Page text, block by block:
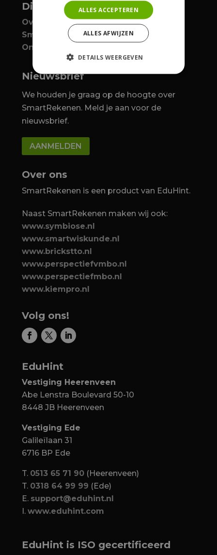
Dit is SmartRekenen
Over SmartRekenen
SmartRekenen & ProLearn
Ontdek
Nieuwsbrief
We houden je graag op de hoogte over
SmartRekenen. Meld je aan voor de
nieuwsbrief.
AANMELDEN
Over ons
SmartRekenen is een product van EduHint.
Naast SmartRekenen maken wij ook:
www.symbiose.nl
www.smartwiskunde.nl
www.brickstto.nl
www.perspectiefvmbo.nl
www.perspectiefmbo.nl
www.kiempro.nl
Volg ons!
EduHint
Vestiging Heerenveen
Abe Lenstra Boulevard 50-10
8448 JB Heerenveen
Vestiging Ede
Galileïlaan 31
6716 BP Ede
T. 0513 65 71 90(Heerenveen)
T. 0318 64 99 99 (Ede)
E. support@eduhint.nl
I. www.eduhint.com
EduHint is ISO gecertificeerd
ALLES ACCEPTEREN
ALLES AFWIJZEN
DETAILS WEERGEVEN